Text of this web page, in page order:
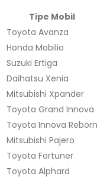
Tipe Mobil
Toyota Avanza
Honda Mobilio
Suzuki Ertiga
Daihatsu Xenia
Mitsubishi Xpander
Toyota Grand Innova
Toyota Innova Reborn
Mitsubishi Pajero
Toyota Fortuner
Toyota Alphard